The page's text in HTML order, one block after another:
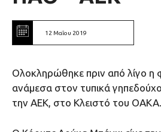
12 Μαΐου 2019
Ολοκληρώθηκε πριν από λίγο η
ανάμεσα στον τυπικά
την ΑΕΚ, στο Κλειστό του ΟΑΚΑ.